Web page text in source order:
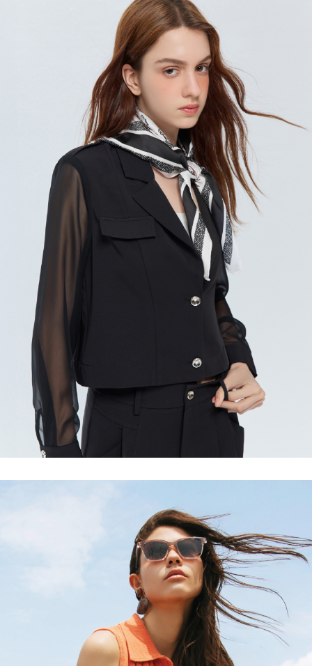
每筆NT$80，滿NT$2,000(含以上)免運費
每筆NT$80，滿NT$2,000(含以上)免運費
每筆NT$80，滿NT$2,000(含以上)免運費
每筆NT$120，滿NT$2,000(含以上)免運費
每筆NT$400，滿NT$2,000(含以上)免運費
付款後門市自取
國家/地區配送